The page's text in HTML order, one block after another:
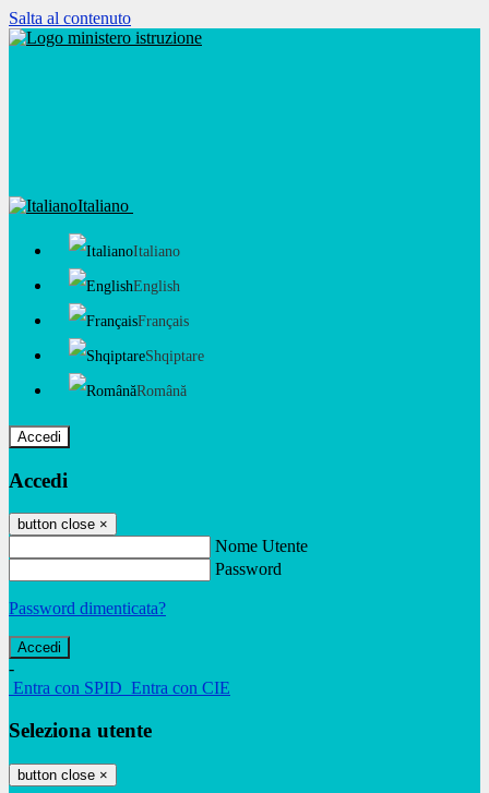
Salta al contenuto
Italiano
Italiano
English
Français
Shqiptare
Română
Accedi
Accedi
button close ×
Nome Utente
Password
Password dimenticata?
-
Entra con SPID Entra con CIE
Seleziona utente
button close ×